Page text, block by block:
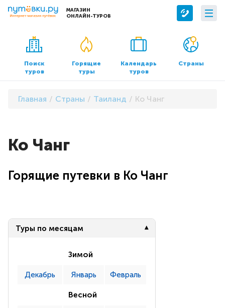
МАГАЗИН
ОНЛАЙН-ТУРОВ
Сервисы
Бронирование отелей
Трансфер
О компании
О нас
Контакты
Документы и реквизиты
Поиск
туров
Горящие
туры
Календарь
туров
Страны
Главная Страны Таиланд Ко Чанг
Ко Чанг
Горящие путевки в Ко Чанг
Туры по месяцам
Зимой
Декабрь Январь Февраль
Весной